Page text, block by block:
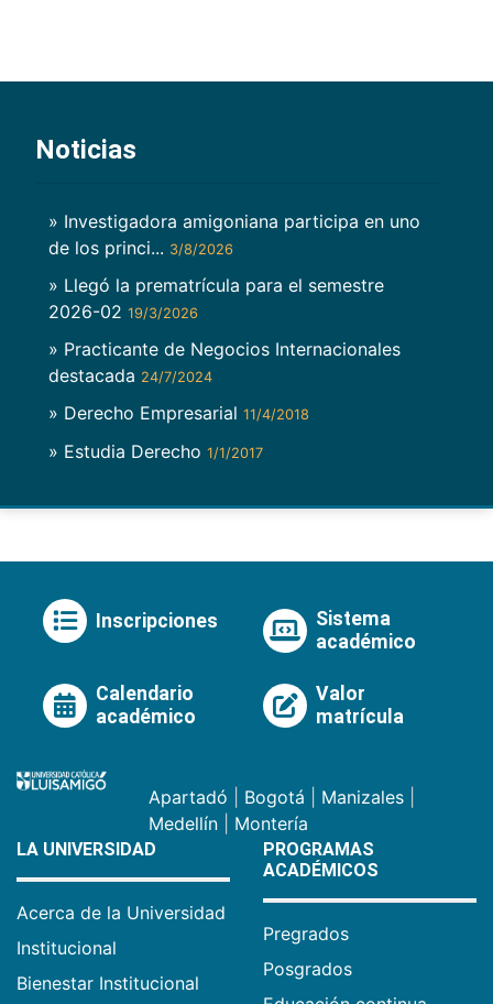
Noticias
» Investigadora amigoniana participa en uno
de los princi... 3/8/2026
» Llegó la prematrícula para el semestre
2026-02 19/3/2026
» Practicante de Negocios Internacionales
destacada 24/7/2024
» Derecho Empresarial 11/4/2018
» Estudia Derecho 1/1/2017
Inscripciones
Sistema
académico
Calendario
académico
Valor
matrícula
Apartadó Bogotá Manizales
Medellín
Montería
LA UNIVERSIDAD
Acerca de la Universidad
Institucional
Bienestar Institucional
PROGRAMAS
ACADÉMICOS
Pregrados
Posgrados